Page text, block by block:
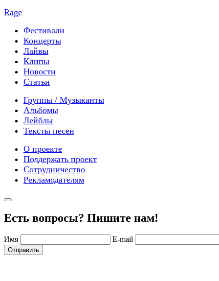
Rage
Фестивали
Концерты
Лайвы
Клипы
Новости
Статьи
Группы / Музыканты
Альбомы
Лейблы
Тексты песен
О проекте
Поддержать проект
Сотрудничество
Рекламодателям
Есть вопросы? Пишите нам!
Имя E-mail